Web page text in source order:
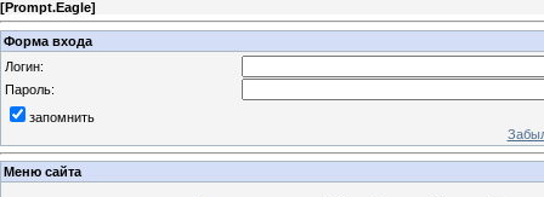
[Prompt.Eagle]
Форма входа
Логин:
Пароль:
запомнить
Меню сайта